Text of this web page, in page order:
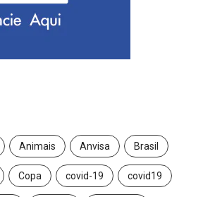
Animais Anvisa Brasil
Copa covid-19 covid19